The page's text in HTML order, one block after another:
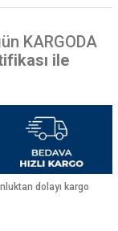
KARGODA
ile
dolayı kargo